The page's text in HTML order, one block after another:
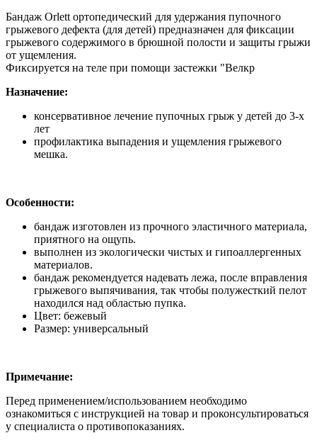
Бандаж Orlett ортопедический для удержания пупочного
грыжевого дефекта (для детей) предназначен для фиксации
грыжевого содержимого в брюшной полости и защиты грыжи
от ущемления.
Фиксируется на теле при помощи застежки "Велкр
Назначение:
консервативное лечение пупочных грыж у детей до 3-х
лет
профилактика выпадения и ущемления грыжевого
мешка.
Особенности:
бандаж изготовлен из прочного эластичного материала,
приятного на ощупь.
выполнен из экологически чистых и гипоаллергенных
материалов.
бандаж рекомендуется надевать лежа, после вправления
грыжевого выпячивания, так чтобы полужесткий пелот
находился над областью пупка.
Цвет: бежевый
Размер: универсальный
Примечание:
Перед применением/использованием необходимо
ознакомиться с инструкцией на товар и проконсультироваться
у специалиста о противопоказаниях.